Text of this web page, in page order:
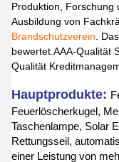
Produktion, Forschung
Ausbildung von
Brandschutzverein.
bewertet.AAA-Qualität
Qualität
Hauptprodukte:
Feuerlöscherkugel,
Taschenlampe, Solar
Rettungsseil,
einer Leistung von